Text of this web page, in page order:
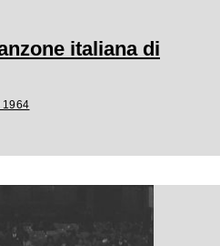
italiana di
1964